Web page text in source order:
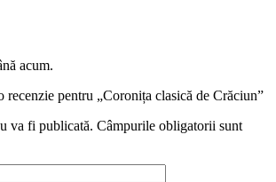
acum.
pentru „Coronița clasică de Crăciun”
va fi publicată. Câmpurile obligatorii sunt